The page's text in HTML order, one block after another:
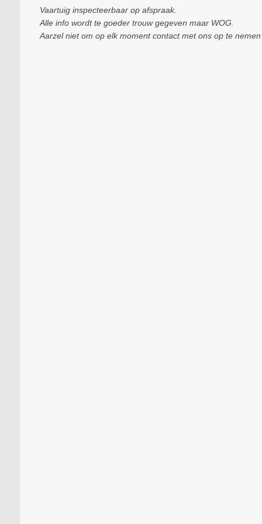
Vaartuig inspecteerbaar op afspraak.
Alle info wordt te goeder trouw gegeven maar WOG.
Aarzel niet om op elk moment contact met ons op te